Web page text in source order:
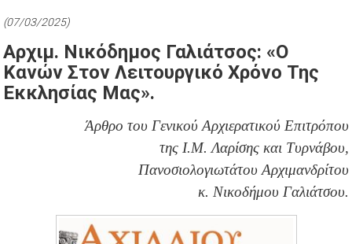
(07/03/2025)
Αρχιμ. Νικόδημος Γαλιάτσος: «Ο
Κανών Στον Λειτουργικό Χρόνο Της
Εκκλησίας Μας».
Άρθρο του Γενικού Αρχιερατικού Επιτρόπου
της Ι.Μ. Λαρίσης και Τυρνάβου,
Πανοσιολογιωτάτου Αρχιμανδρίτου
κ. Νικοδήμου Γαλιάτσου.